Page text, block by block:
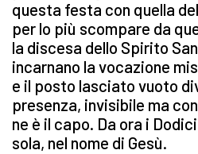
questa festa con quella
per lo più scompare da
la discesa dello Spirito
incarnano la vocazione
e il posto lasciato vuoto
presenza, invisibile ma
ne è il capo. Da ora i
sola, nel nome di Gesù.